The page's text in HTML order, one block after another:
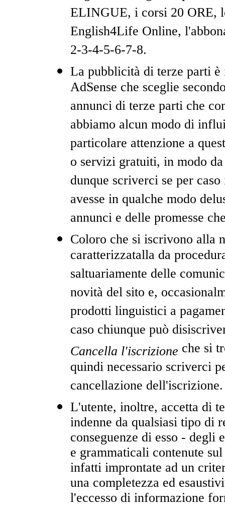
ELINGUE, i corsi 20 ORE,
English4Life Online,
2-3-4-5-6-7-8.
La pubblicità di terze parti è
AdSense che sceglie
annunci di terze parti che
abbiamo alcun modo di
particolare attenzione a
o servizi gratuiti, in modo
dunque scriverci se per
avesse in qualche modo
annunci e delle promesse
Coloro che si iscrivono alla
caratterizzatalla da
saltuariamente delle
novità del sito e,
prodotti linguistici a
caso chiunque può
Cancella l'iscrizione che si
quindi necessario scriverci
cancellazione dell'iscrizione.
L'utente, inoltre, accetta di
indenne da qualsiasi tipo di
conseguenze di esso -
e grammaticali contenute
infatti improntate ad un
una completezza ed
l'eccesso di informazione